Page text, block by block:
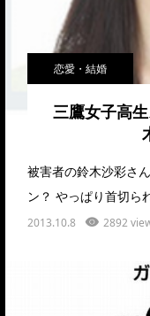
恋愛・結婚
三鷹女子高
被害者の鈴木沙彩さ
ン？ やっぱり首切ら
2013.10.8 2892